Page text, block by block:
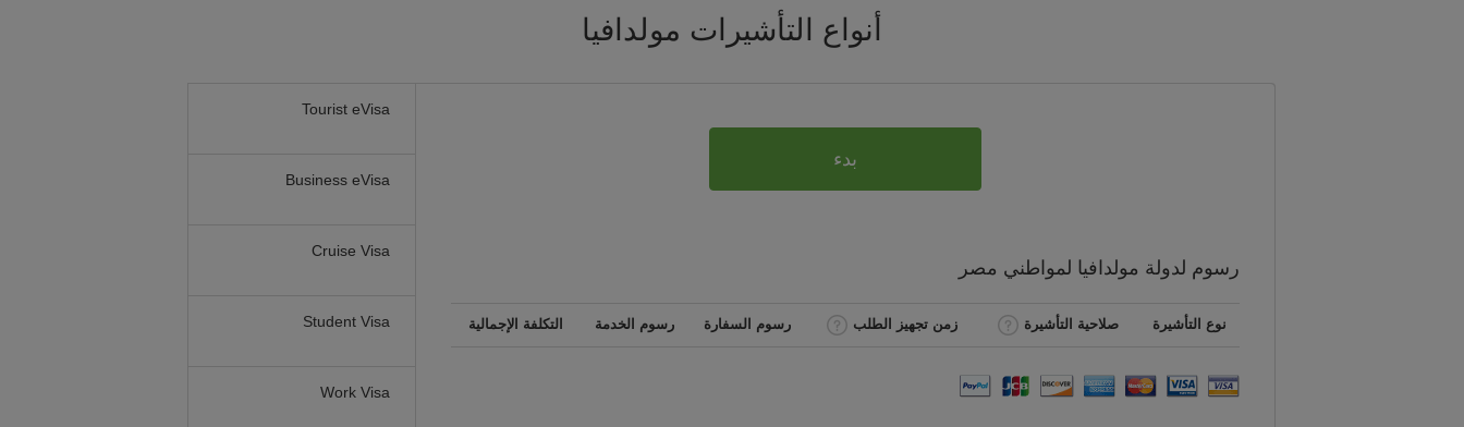
أنواع التأشيرات مولدافيا
Tourist eVisa
Business eVisa
Cruise Visa
Student Visa
Work Visa
بدء
رسوم لدولة مولدافيا لمواطني مصر
نوع التأشيرة صلاحية التأشيرة زمن تجهيز الطلب رسوم السفارة رسوم الخدمة التكلفة الإجمالية